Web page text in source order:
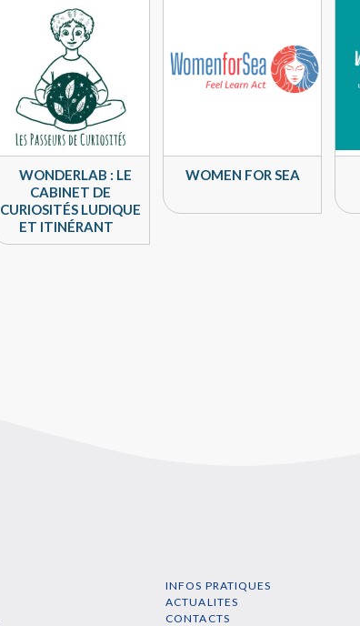
WONDERLAB : LE
CABINET DE
CURIOSITÉS LUDIQUE
ET ITINÉRANT
WOMEN FOR SEA
INFOS PRATIQUES
ACTUALITES
CONTACTS